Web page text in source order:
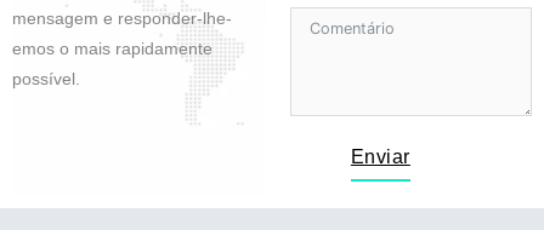
mensagem e responder-lhe-
emos o mais rapidamente
possível.
Enviar